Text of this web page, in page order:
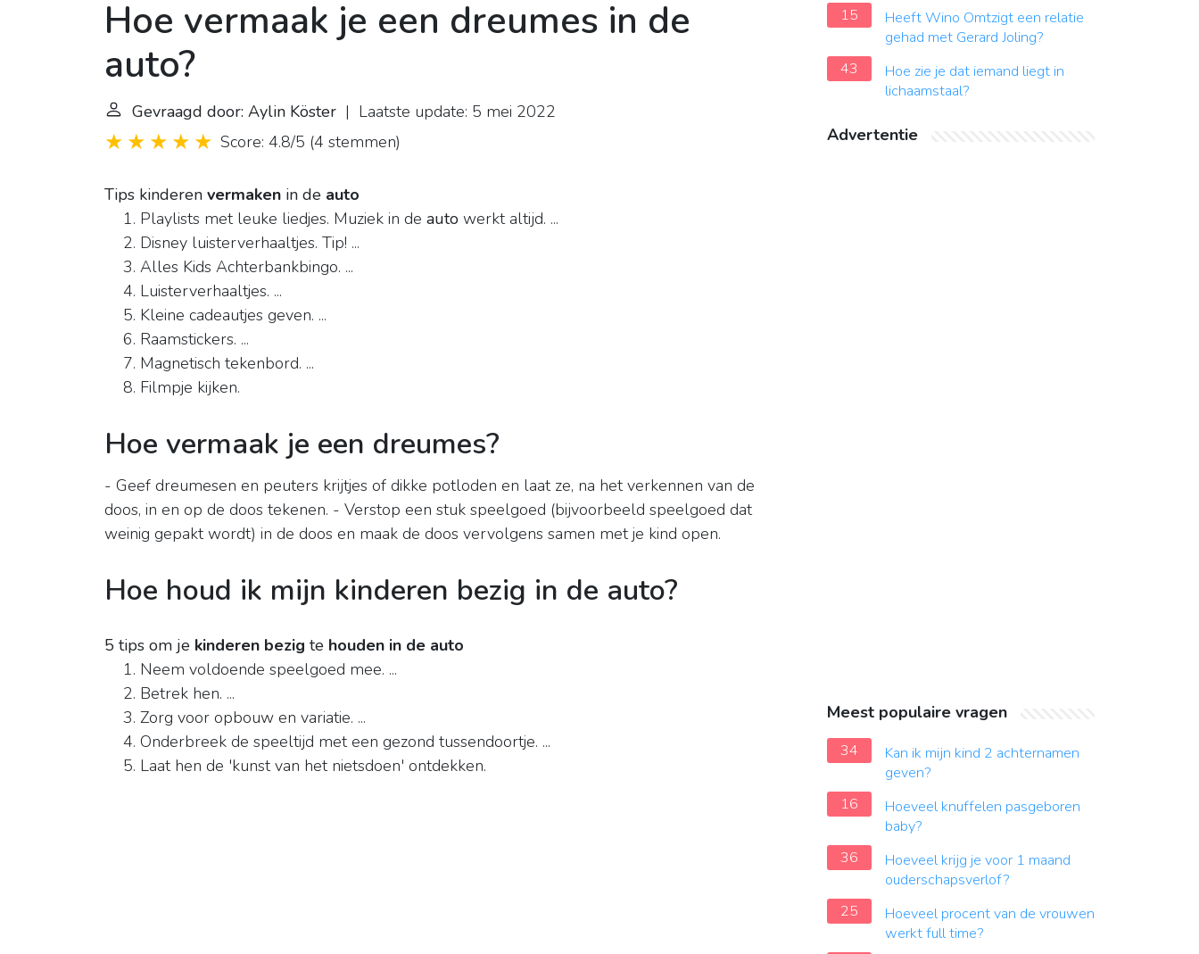
Hoe vermaak je een dreumes in de
auto?
Gevraagd door: Aylin Köster | Laatste update: 5 mei 2022
Score: 4.8/5 (4 stemmen)
Tips kinderen vermaken in de auto
Playlists met leuke liedjes. Muziek in de auto werkt altijd. ...
Disney luisterverhaaltjes. Tip! ...
Alles Kids Achterbankbingo. ...
Luisterverhaaltjes. ...
Kleine cadeautjes geven. ...
Raamstickers. ...
Magnetisch tekenbord. ...
Filmpje kijken.
Hoe vermaak je een dreumes?
- Geef dreumesen en peuters krijtjes of dikke potloden en laat ze, na het verkennen van de
doos, in en op de doos tekenen. - Verstop een stuk speelgoed (bijvoorbeeld speelgoed dat
weinig gepakt wordt) in de doos en maak de doos vervolgens samen met je kind open.
Hoe houd ik mijn kinderen bezig in de auto?
5 tips om je kinderen bezig te houden in de auto
Neem voldoende speelgoed mee. ...
Betrek hen. ...
Zorg voor opbouw en variatie. ...
Onderbreek de speeltijd met een gezond tussendoortje. ...
Laat hen de 'kunst van het nietsdoen' ontdekken.
15
Heeft Wino Omtzigt een relatie
gehad met Gerard Joling?
43
Hoe zie je dat iemand liegt in
lichaamstaal?
Advertentie
Meest populaire vragen
34
Kan ik mijn kind 2 achternamen
geven?
16
Hoeveel knuffelen pasgeboren
baby?
36
Hoeveel krijg je voor 1 maand
ouderschapsverlof?
25
Hoeveel procent van de vrouwen
werkt full time?